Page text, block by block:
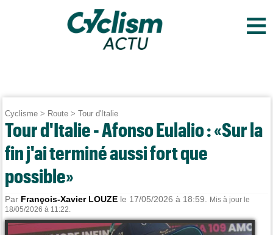
≡
Cyclisme > Route >Tour d'Italie
Tour d'Italie - Afonso Eulalio : «Sur la
fin j'ai terminé aussi fort que
possible»
Par François-Xavier LOUZE le 17/05/2026 à 18:59.
Mis à jour le
18/05/2026 à 11:22.